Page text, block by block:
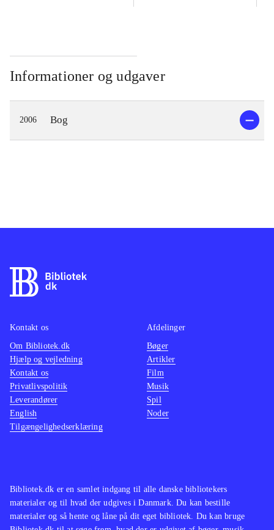
Informationer og udgaver
2006 Bog
Bibliotek.dk er en samlet indgang til alle danske bibliotekers
materialer og til hvad der udgives i Danmark. Du kan bestille
materialer og så hente og låne på dit eget bibliotek. Du kan bruge
Kontakt os
Om Bibliotek.dk
Hjælp og vejledning
Kontakt os
Privatlivspolitik
Leverandører
English
Tilgængelighedserklæring
Afdelinger
Bøger
Artikler
Film
Musik
Spil
Noder